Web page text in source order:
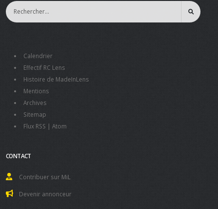
Calendrier
Effectif RC Lens
Histoire de MadeInLens
Mentions
Archives
Sitemap
Flux RSS | Atom
CONTACT
Contribuer sur MiL
Devenir annonceur